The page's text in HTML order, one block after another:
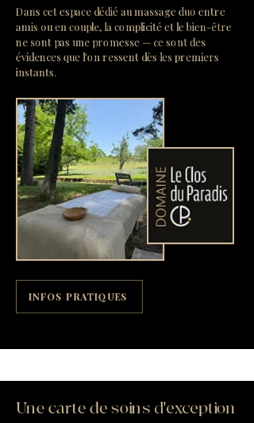
Dans cet espace dédié au massage duo entre
amis ou en couple, la complicité et le bien-être
ne sont pas une promesse — ce sont des
évidences que l'on ressent dès les premiers
instants.
INFOS PRATIQUES
Une carte de soins d'exception